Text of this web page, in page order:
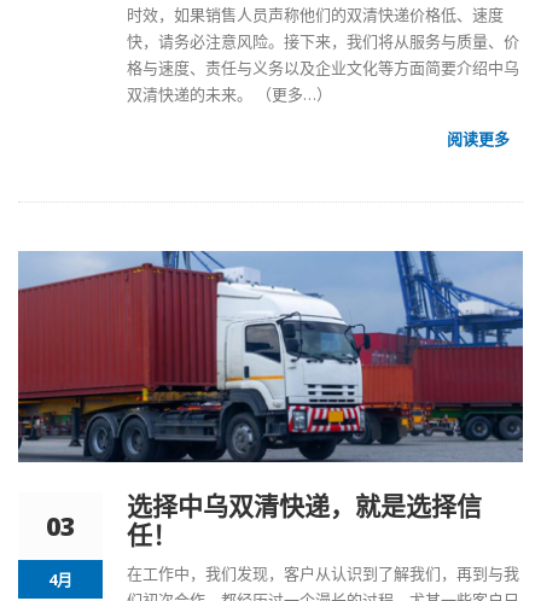
时效，如果销售人员声称他们的双清快递价格低、速度
快，请务必注意风险。接下来，我们将从服务与质量、价
格与速度、责任与义务以及企业文化等方面简要介绍中乌
双清快递的未来。
（更多…）
阅读更多
03
4月
选择中乌双清快递，就是选择信
任！
在工作中，我们发现，客户从认识到了解我们，再到与我